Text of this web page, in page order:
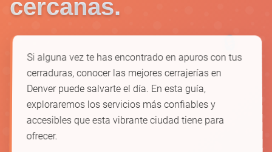
🔒
cercanas.
Si alguna vez te has encontrado en apuros con tus
cerraduras, conocer las mejores cerrajerías en
Denver puede salvarte el día. En esta guía,
exploraremos los servicios más confiables y
accesibles que esta vibrante ciudad tiene para
ofrecer.